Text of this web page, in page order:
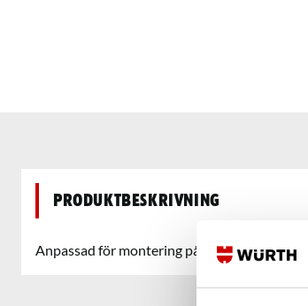
Produktbeskrivning
Anpassad för montering på bilinredning.